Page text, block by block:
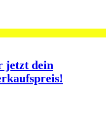
jetzt dein